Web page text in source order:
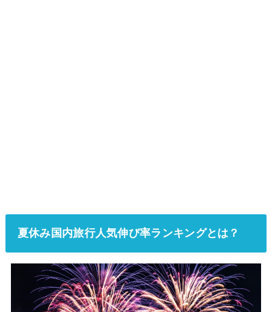
夏休み国内旅行人気伸び率ランキングとは？